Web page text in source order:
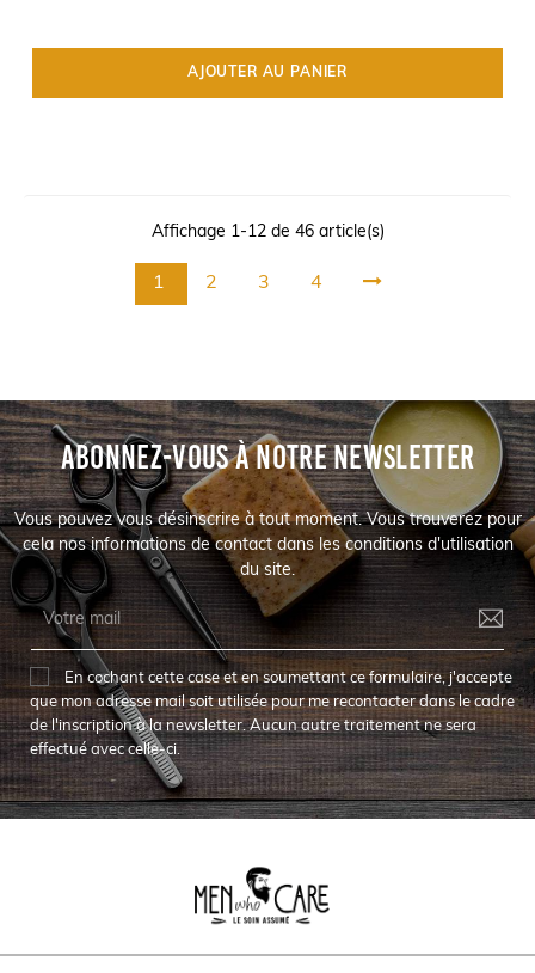
AJOUTER AU PANIER
Affichage 1-12 de 46 article(s)
1 2 3 4
ABONNEZ-VOUS À NOTRE NEWSLETTER
Vous pouvez vous désinscrire à tout moment. Vous trouverez pour
cela nos informations de contact dans les conditions d'utilisation
du site.
En cochant cette case et en soumettant ce formulaire, j'accepte
que mon adresse mail soit utilisée pour me recontacter dans le cadre
de l'inscription à la newsletter. Aucun autre traitement ne sera
effectué avec celle-ci.